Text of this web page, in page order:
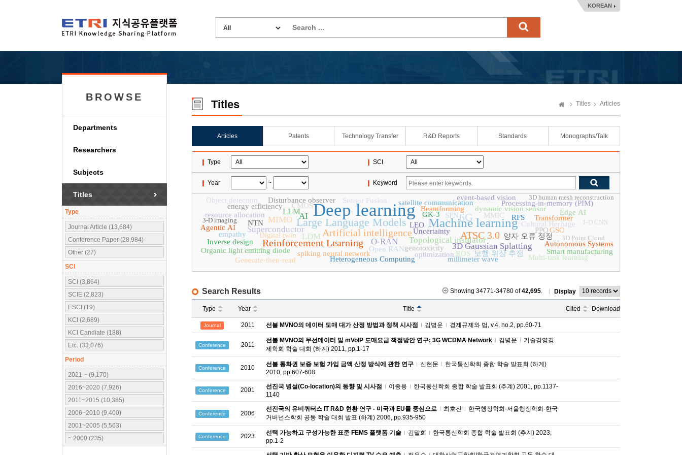
KOREAN
BROWSE
Departments
Researchers
Subjects
Titles
Type
Journal Article (13,684)
Conference Paper (28,984)
Other (27)
SCI
SCI (3,864)
SCIE (2,823)
ESCI (19)
KCI (2,689)
KCI Candiate (188)
Etc. (33,076)
Period
2021 ~ (9,170)
2016~2020 (7,926)
2011~2015 (10,385)
2006~2010 (9,400)
2001~2005 (5,563)
~ 2000 (235)
Titles Titles Articles
Articles Patents Technology Transfer R&D Reports Standards Monographs/Talk
Type SCI
Year ~ Keyword
Deep learning
Machine learning
Large Language Models 6G
Reinforcement Learning
ATSC 3.0
Artificial intelligence
MIMO AI
LLM
Topological insulator
LDM
3D Gaussian Splatting
O-RAN
Superconductor
Sensor Fusion
양자 오류 정정
Disturbance observer
genotoxicity
MMIC RFS
satellite communication
보행 위상 추정
Open RAN
Autonomous Systems
Beamforming
spiking neural network
Digital twin
GK-3
Organic light emitting diode
dynamic vision sensor
ROS
Uncertainty
Processing-in-memory (PIM)
resource allocation
Cultural Heritage
NTN
energy efficiency
PPO
CMOS
Heterogeneous Computing millimeter wave
empathy
SFN
Agentic AI
Transformer
GSO
Generate-then-read
Inverse design
Smart manufacturing
Edge AI
Multi-task learning
LEO
event-based vision
optimization
Object detection
3-D imaging
3D human mesh reconstruction
3D Point Cloud
1-D CNN
Search Results Showing 34771-34780 of42,695. Display
Type Year Title Cited Download
Journal 2011 선불 MVNO의 데이터 도매 대가 산정 방법과 정책 시사점 김병운 경제규제와 법, v.4, no.2, pp.60-71
Conference 2011
선불 MVNO의 무선데이터 및 mVoIP 도매요금 책정방안 연구: 3G WCDMA Network 김병운
기술경영경
제학회 학술 대회 (하계) 2011, pp.1-17
Conference 2010 선불 통화권 보증 보험 가입 금액 산정 방식에 관한 연구 신현문
한국통신학회 종합 학술 발표회 (하계)
2010, pp.607-608
Conference 2001 선진국 병설(Co-location)의 동향 및 시사점 이종용
한국통신학회 종합 학술 발표회 (추계) 2001, pp.1137-
1140
Conference 2006
선진국의 유비쿼터스 IT R&D 현황 연구 - 미국과 EU를 중심으로 최호진
한국행정학회·서울행정학회·한국
거버넌스학회 공동 학술 대회 발표 (하계) 2006, pp.935-950
Conference 2023 선택 가능하고 구성가능한 표준 FEMS 플랫폼 기술 김말희
한국통신학회 종합 학술 발표회 (추계) 2023,
pp.1-2